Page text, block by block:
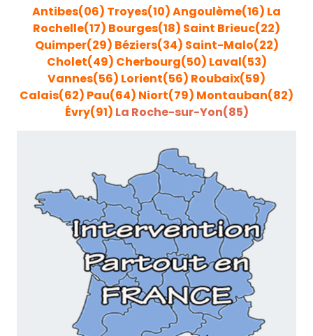
Antibes(06) Troyes(10)Angoulème(16) La
Rochelle(17) Bourges(18) Saint Brieuc(22)
Quimper(29) Béziers(34) Saint-Malo(22)
Cholet(49) Cherbourg(50) Laval(53)
Vannes(56) Lorient(56) Roubaix(59)
Calais(62) Pau(64) Niort(79) Montauban(82)
Évry(91) La Roche-sur-Yon(85)